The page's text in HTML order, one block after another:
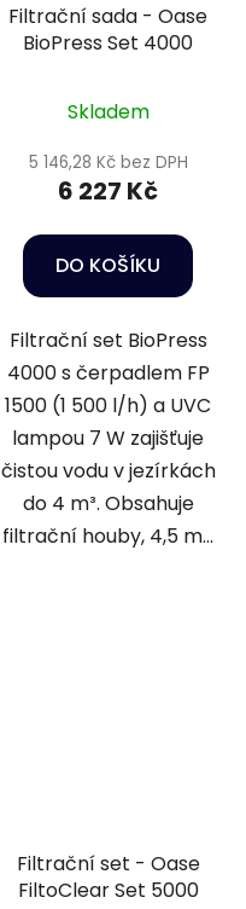
Filtrační sada - Oase
BioPress Set 4000
Skladem
5 146,28 Kč bez DPH
6 227 Kč
DO KOŠÍKU
Filtrační set BioPress
4000 s čerpadlem FP
1500 (1 500 l/h) a UVC
lampou 7 W zajišťuje
čistou vodu v jezírkách
do 4 m³. Obsahuje
filtrační houby, 4,5 m...
Filtrační set - Oase
FiltoClear Set 5000